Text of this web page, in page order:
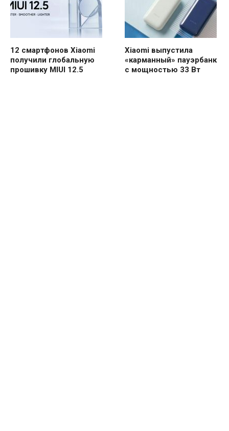
12 смартфонов Xiaomi
получили глобальную
прошивку MIUI 12.5
Xiaomi выпустила
«карманный» пауэрбанк
с мощностью 33 Вт